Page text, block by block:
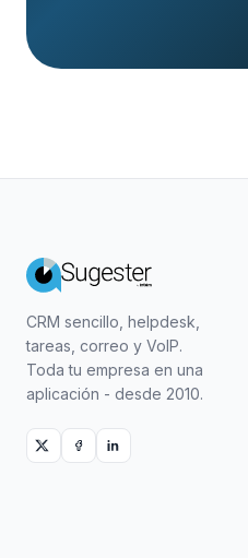
CRM sencillo, helpdesk,
tareas, correo y VoIP.
Toda tu empresa en una
aplicación - desde 2010.